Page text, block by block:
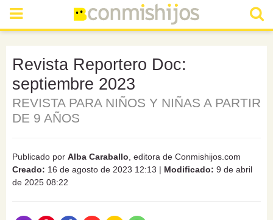
Revista Reportero Doc:
septiembre 2023
REVISTA PARA NIÑOS Y NIÑAS A PARTIR
DE 9 AÑOS
Publicado por Alba Caraballo , editora de Conmishijos.com
Creado: 16 de agosto de 2023 12:13 | Modificado: 9 de abril
de 2025 08:22